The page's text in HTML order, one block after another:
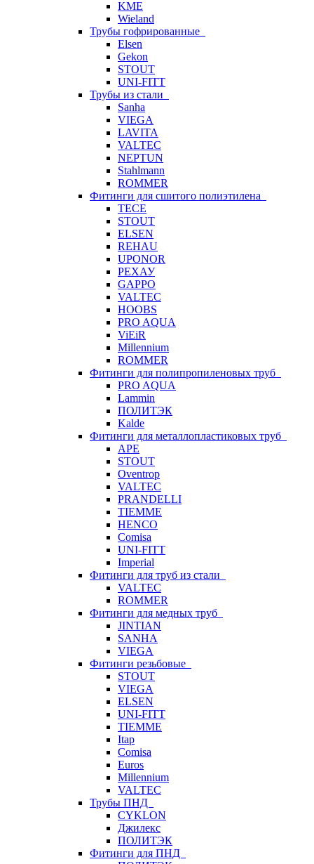
KME
Wieland
Трубы гофрированные
Elsen
Gekon
STOUT
UNI-FITT
Трубы из стали
Sanha
VIEGA
LAVITA
VALTEC
NEPTUN
Stahlmann
ROMMER
Фитинги для сшитого полиэтилена
TECE
STOUT
ELSEN
REHAU
UPONOR
РЕХАУ
GAPPO
VALTEC
HOOBS
PRO AQUA
ViEiR
Millennium
ROMMER
Фитинги для полипропиленовых труб
PRO AQUA
Lammin
ПОЛИТЭК
Kalde
Фитинги для металлопластиковых труб
APE
STOUT
Oventrop
VALTEC
PRANDELLI
TIEMME
HENCO
Comisa
UNI-FITT
Imperial
Фитинги для труб из стали
VALTEC
ROMMER
Фитинги для медных труб
JINTIAN
SANHA
VIEGA
Фитинги резьбовые
STOUT
VIEGA
ELSEN
UNI-FITT
TIEMME
Itap
Comisa
Euros
Millennium
VALTEC
Трубы ПНД
CYKLON
Джилекс
ПОЛИТЭК
Фитинги для ПНД